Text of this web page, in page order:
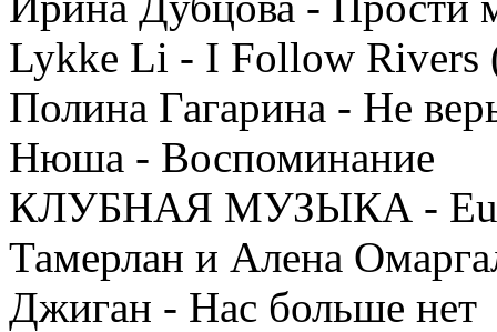
Lykke Li - I Follow Rivers
Полина Гагарина - Не
Нюша - Воспоминание
КЛУБНАЯ МУЗЫКА -
Тамерлан и Алена
Джиган - Нас больше нет